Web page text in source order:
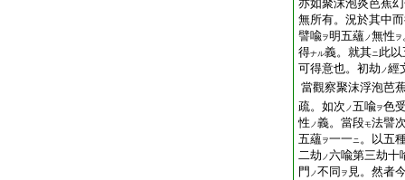
亦如聚沫泡炎芭蕉
無所有。況於其中
譬喩ヲ明五蘊ノ無性 ヲ
得ナル義。就其ニ此
可得意也。初劫 ノ經
當觀察聚沫浮泡芭
疏。如次 ノ五喩ヲ色
性 ノ義。當段モ法譬
五蘊ヲ一一ニ。以五
二劫 ノ六喩第三劫十
門 ノ不同 ヲ 見。然者